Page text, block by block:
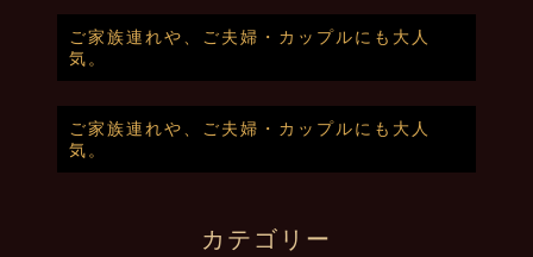
ご家族連れや、ご夫婦・カップルにも大人
気。
ご家族連れや、ご夫婦・カップルにも大人
気。
カテゴリー